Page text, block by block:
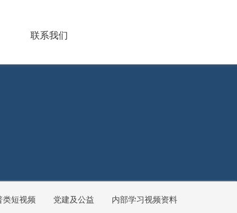
联系我们
类短视频 党建及公益 内部学习视频资料